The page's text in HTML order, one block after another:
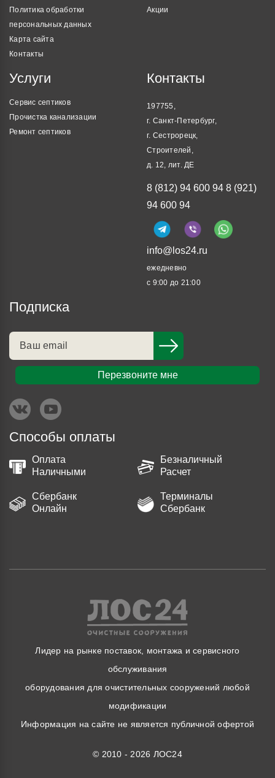
Политика обработки
персональных данных
Карта сайта
Контакты
Акции
Услуги
Сервис септиков
Прочистка канализации
Ремонт септиков
Контакты
197755,
г. Санкт-Петербург,
г. Сестрорецк,
Строителей,
д. 12, лит. ДЕ
8 (812) 94 600 94 8 (921)
94 600 94
info@los24.ru
ежедневно
с 9:00 до 21:00
Подписка
Перезвоните мне
Способы оплаты
Оплата
Наличными
Безналичный
Расчет
Сбербанк
Онлайн
Терминалы
Сбербанк
Лидер на рынке поставок, монтажа и сервисного
обслуживания
оборудования для очистительных сооружений любой
модификации
Информация на сайте не является публичной офертой
© 2010 - 2026 ЛОС24